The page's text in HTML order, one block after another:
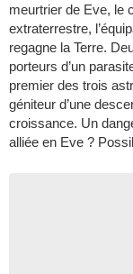
meurtrier de Eve, le
extraterrestre,
regagne la Terre.
porteurs d’un
premier des trois
géniteur d’une
croissance. Un
alliée en Eve ?